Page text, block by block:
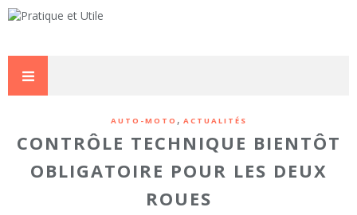
AUTO-MOTO , ACTUALITÉS
CONTRÔLE TECHNIQUE BIENTÔT
OBLIGATOIRE POUR LES DEUX
ROUES